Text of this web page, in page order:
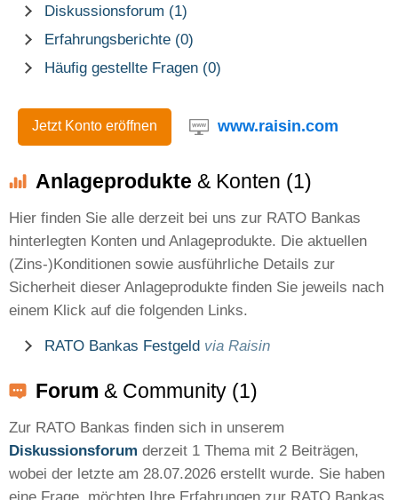
Diskussionsforum (1)
Erfahrungsberichte (0)
Häufig gestellte Fragen (0)
Jetzt Konto eröffnen www.raisin.com
Anlageprodukte & Konten (1)
Hier finden Sie alle derzeit bei uns zur RATO Bankas
hinterlegten Konten und Anlageprodukte. Die aktuellen
(Zins-)Konditionen sowie ausführliche Details zur
Sicherheit dieser Anlageprodukte finden Sie jeweils nach
einem Klick auf die folgenden Links.
RATO Bankas Festgeld via Raisin
Forum & Community (1)
Zur RATO Bankas finden sich in unserem
Diskussionsforum derzeit 1 Thema mit 2 Beiträgen,
wobei der letzte am 28.07.2026 erstellt wurde. Sie haben